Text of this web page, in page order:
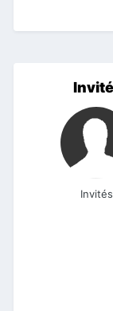
Invité
Invités